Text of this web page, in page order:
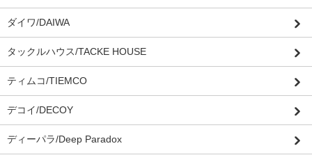
ダイワ/DAIWA
タックルハウス/TACKE HOUSE
ティムコ/TIEMCO
デコイ/DECOY
ディーパラ/Deep Paradox